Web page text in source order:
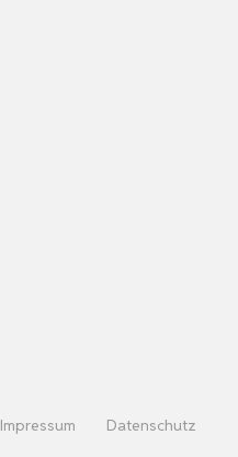
Impressum Datenschutz